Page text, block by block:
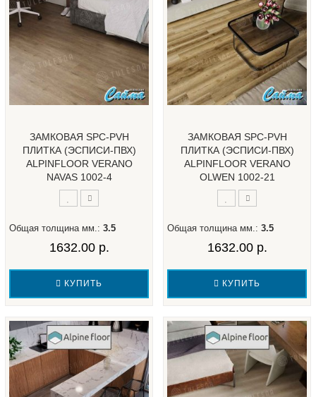
ЗАМКОВАЯ SPC-PVH
ПЛИТКА (ЭСПИСИ-ПВХ)
ALPINFLOOR VERANO
NAVAS 1002-4
Общая толщина мм.: 3.5
1632.00 р.
КУПИТЬ
ЗАМКОВАЯ SPC-PVH
ПЛИТКА (ЭСПИСИ-ПВХ)
ALPINFLOOR VERANO
OLWEN 1002-21
Общая толщина мм.: 3.5
1632.00 р.
КУПИТЬ